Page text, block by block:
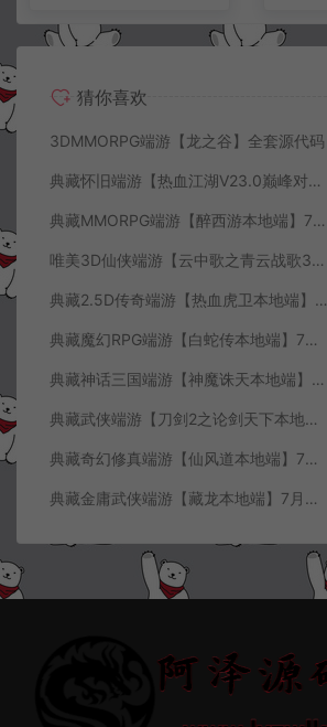
猜你喜欢
3DMMORPG端游【龙之谷】全套源代码
典藏怀旧端游【热血江湖V23.0巅峰对决】7月最新整理Win一键服务端+GS源码+百宝阁+在线GM工具+PC客户端+详细搭建教程
典藏MMORPG端游【醉西游本地端】7月最新整理Win一键服务端+GM授权后台+PC客户端+详细搭建教程
唯美3D仙侠端游【云中歌之青云战歌3D本地端】7月最新整理Win一键服务端+GM工具+PC客户端+详细搭建教程
典藏2.5D传奇端游【热血虎卫本地端】7月最新整理Win一键服务端+充值教程+PC客户端+详细搭建教程
典藏魔幻RPG端游【白蛇传本地端】7月最新整理Win一键服务端+GM工具+PC客户端+详细搭建教程
典藏神话三国端游【神魔诛天本地端】7月最新整理Win一键服务端+充值教程+PC客户端+详细搭建教程
典藏武侠端游【刀剑2之论剑天下本地端】7月最新整理Win一键服务端+GM工具+PC客户端+详细搭建教程
典藏奇幻修真端游【仙风道本地端】7月最新整理Win一键服务端+GM工具+PC客户端+详细搭建教程
典藏金庸武侠端游【藏龙本地端】7月最新整理Win一键服务端+GM工具+PC客户端+详细搭建教程